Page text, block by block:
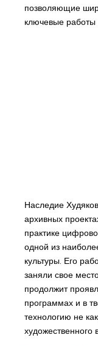
позволяющие
ключевые работы
Наследие
архивных
практике
одной из
культуры. Его
заняли свое
продолжит
программах и в
технологию не
художественного